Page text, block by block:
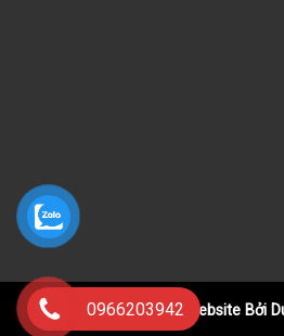
0966203942
Thiết Kế Website Bởi